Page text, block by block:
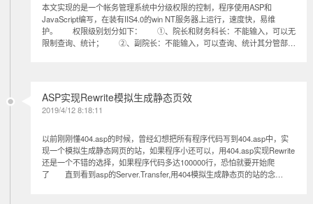
本文实现的是一个帐务管理系统中分级权限的控制，程序使用ASP和
JavaScript编写，在装有IIS4.0的win NT服务器上运行，速度快，易维
护。 权限级别划分如下： ①、院长和财务科长：不能输入，可以无
限制查询、统计； ②、副院长：不能输入，可以查询、统计其分管部…
ASP实现Rewrite模拟生成静态页效
2019/4/12 8:18:11
以前刚刚懂404.asp的时候，曾经幻想把所有程序代码写到404.asp中，实
现一个模拟生成静态网页的站，如果程序小还可以，用404.asp实现Rewrite
还是一个不错的选择，如果程序代码多达100000行，恐怕就要开始爬
了 直到看到asp的Server.Transfer,用404模拟生成静态页的站的念…